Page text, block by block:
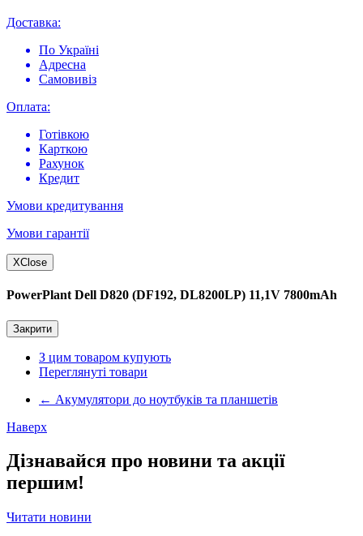
Доставка:
По Україні
Адресна
Самовивіз
Оплата:
Готівкою
Карткою
Рахунок
Кредит
Умови кредитування
Умови гарантії
XClose
PowerPlant Dell D820 (DF192, DL8200LP) 11,1V 7800mAh
Закрити
З цим товаром купують
Переглянуті товари
← Акумулятори до ноутбуків та планшетів
Наверх
Дізнавайся про новини та акції
першим!
Читати новини